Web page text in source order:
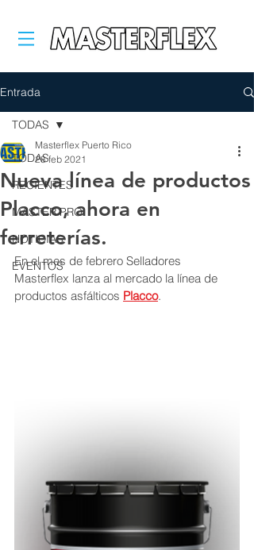
Entrada
TODAS
RECIENTES
MASTER PRO
NOTICIAS
EVENTOS
TODAS
Nueva línea de productos
Placco, ahora en
ferreterías.
Masterflex Puerto Rico
28 feb 2021
En el mes de febrero Selladores
Masterflex lanza al mercado la línea de
productos asfálticos Placco.